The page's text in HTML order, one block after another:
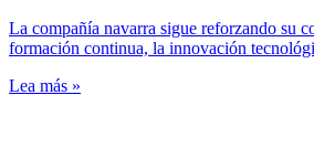
La compañía navarra sigue reforzando su
formación continua, la innovación
Lea más »